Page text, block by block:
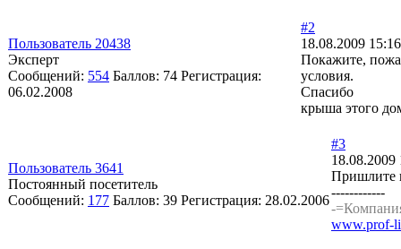
Пользователь 20438
Эксперт
Сообщений: 554 Баллов: 74 Регистрация:
06.02.2008
#2
18.08.2009
Покажите,
условия.
Спасибо
крыша этого
Пользователь 3641
Постоянный посетитель
Сообщений: 177 Баллов: 39 Регистрация: 28.02.2006
#3
18.08.2009
Пришлите
------------
-
www.prof-